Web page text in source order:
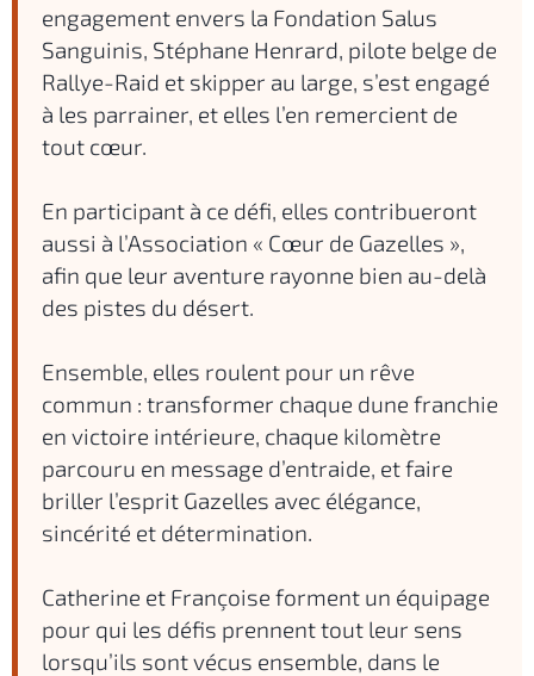
engagement envers la Fondation Salus
Sanguinis, Stéphane Henrard, pilote belge de
Rallye-Raid et skipper au large, s’est engagé
à les parrainer, et elles l’en remercient de
tout cœur.
En participant à ce défi, elles contribueront
aussi à l’Association « Cœur de Gazelles »,
afin que leur aventure rayonne bien au-delà
des pistes du désert.
Ensemble, elles roulent pour un rêve
commun : transformer chaque dune franchie
en victoire intérieure, chaque kilomètre
parcouru en message d’entraide, et faire
briller l’esprit Gazelles avec élégance,
sincérité et détermination.
Catherine et Françoise forment un équipage
pour qui les défis prennent tout leur sens
lorsqu’ils sont vécus ensemble, dans le